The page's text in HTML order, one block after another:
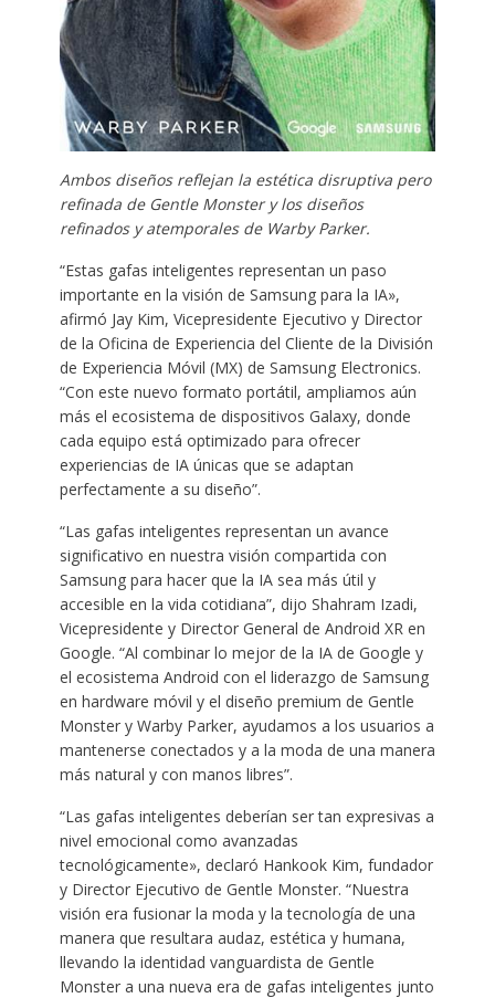
Ambos diseños reflejan la estética disruptiva pero
refinada de Gentle Monster y los diseños
refinados y atemporales de Warby Parker.
“Estas gafas inteligentes representan un paso
importante en la visión de Samsung para la IA»,
afirmó Jay Kim, Vicepresidente Ejecutivo y Director
de la Oficina de Experiencia del Cliente de la División
de Experiencia Móvil (MX) de Samsung Electronics.
“Con este nuevo formato portátil, ampliamos aún
más el ecosistema de dispositivos Galaxy, donde
cada equipo está optimizado para ofrecer
experiencias de IA únicas que se adaptan
perfectamente a su diseño”.
“Las gafas inteligentes representan un avance
significativo en nuestra visión compartida con
Samsung para hacer que la IA sea más útil y
accesible en la vida cotidiana”, dijo Shahram Izadi,
Vicepresidente y Director General de Android XR en
Google. “Al combinar lo mejor de la IA de Google y
el ecosistema Android con el liderazgo de Samsung
en hardware móvil y el diseño premium de Gentle
Monster y Warby Parker, ayudamos a los usuarios a
mantenerse conectados y a la moda de una manera
más natural y con manos libres”.
“Las gafas inteligentes deberían ser tan expresivas a
nivel emocional como avanzadas
tecnológicamente», declaró Hankook Kim, fundador
y Director Ejecutivo de Gentle Monster. “Nuestra
visión era fusionar la moda y la tecnología de una
manera que resultara audaz, estética y humana,
llevando la identidad vanguardista de Gentle
Monster a una nueva era de gafas inteligentes junto